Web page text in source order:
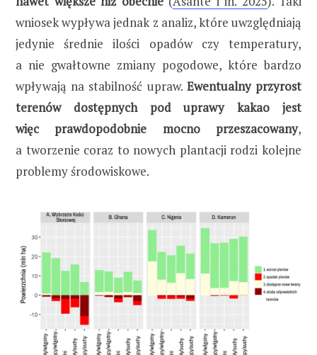
wniosek wypływa jednak z analiz, które uwzględniają
jedynie średnie ilości opadów czy temperatury,
a nie gwałtowne zmiany pogodowe, które bardzo
wpływają na stabilność upraw. Ewentualny przyrost
terenów dostępnych pod uprawy kakao jest
więc prawdopodobnie mocno przeszacowany,
a tworzenie coraz to nowych plantacji rodzi kolejne
problemy środowiskowe.